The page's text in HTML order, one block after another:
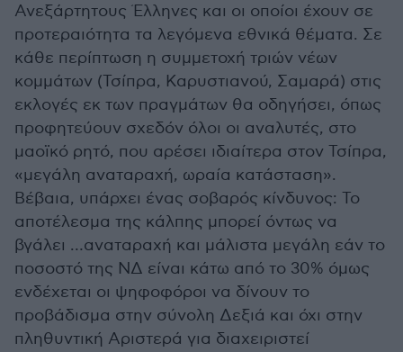
Ανεξάρτητους Έλληνες και οι οποίοι έχουν σε
προτεραιότητα τα λεγόμενα εθνικά θέματα. Σε
κάθε περίπτωση η συμμετοχή τριών νέων
κομμάτων (Τσίπρα, Καρυστιανού, Σαμαρά) στις
εκλογές εκ των πραγμάτων θα οδηγήσει, όπως
προφητεύουν σχεδόν όλοι οι αναλυτές, στο
μαοϊκό ρητό, που αρέσει ιδιαίτερα στον Τσίπρα,
«μεγάλη αναταραχή, ωραία κατάσταση».
Βέβαια, υπάρχει ένας σοβαρός κίνδυνος: Το
αποτέλεσμα της κάλπης μπορεί όντως να
βγάλει …αναταραχή και μάλιστα μεγάλη εάν το
ποσοστό της ΝΔ είναι κάτω από το 30% όμως
ενδέχεται οι ψηφοφόροι να δίνουν το
προβάδισμα στην σύνολη Δεξιά και όχι στην
πληθυντική Αριστερά για διαχειριστεί